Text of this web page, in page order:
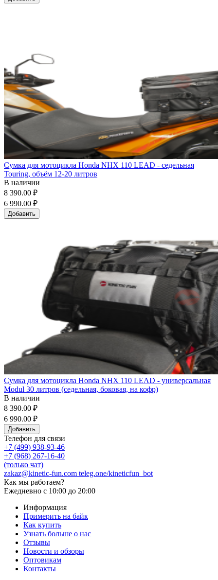
Сумка для мотоцикла Honda NHX 110 LEAD - седельная
Touring, объём 12-20 литров
В наличии
8 390.00 ₽
6 990.00 ₽
Добавить
Сумка для мотоцикла Honda NHX 110 LEAD - универсальная
Modul 30 литров (седельная, боковая, на кофр)
В наличии
8 390.00 ₽
6 990.00 ₽
Добавить
Телефон для связи
+7 (499) 938-93-46
+7 (968) 267-16-40
(только чат)
zakaz@kinetic-fun.com teleg.one/kineticfun_bot
Как мы работаем?
Ежедневно с 10:00 до 20:00
Информация
Примерить на байк
Как купить
Узнать больше о нас
Отзывы
Новости и обзоры
Оптовикам
Контакты